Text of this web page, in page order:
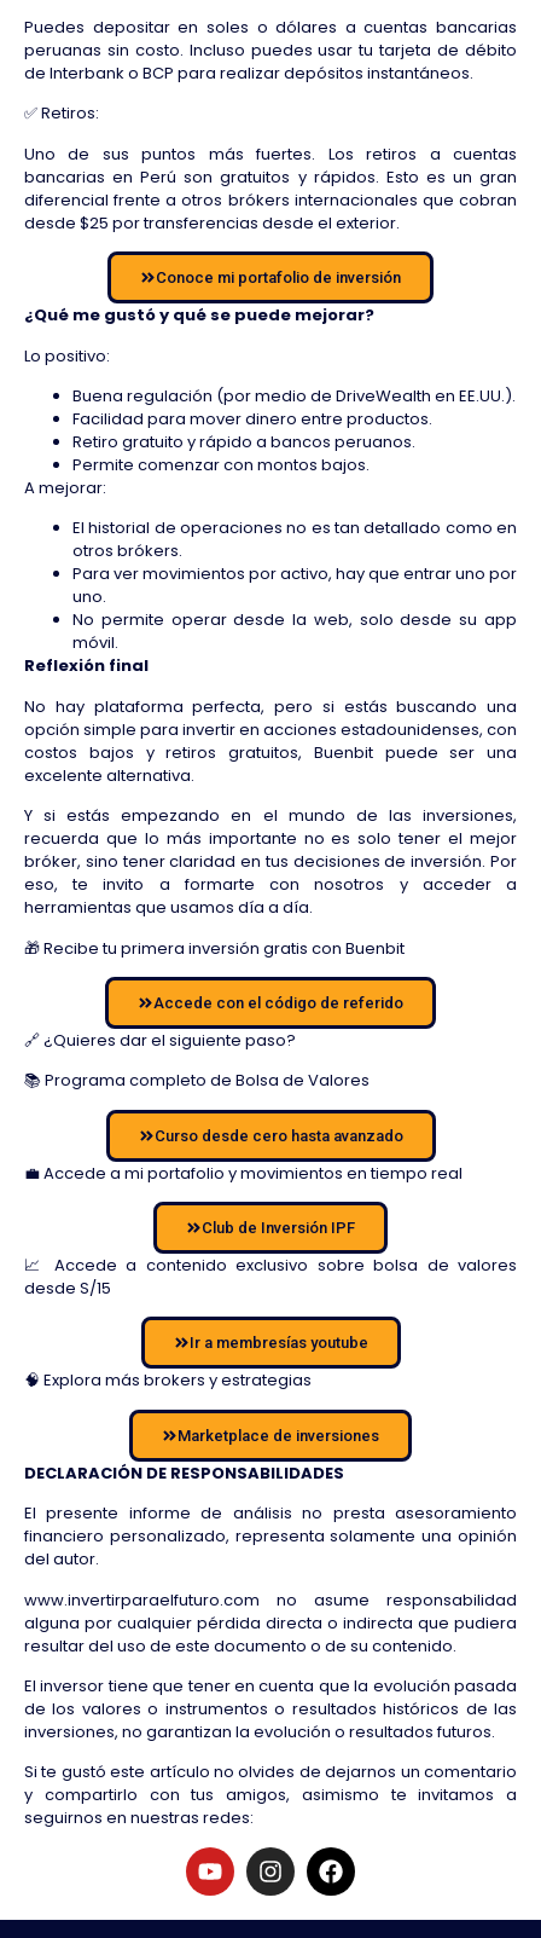
Puedes depositar en soles o dólares a cuentas bancarias
peruanas sin costo. Incluso puedes usar tu tarjeta de débito
de Interbank o BCP para realizar depósitos instantáneos.
✅ Retiros:
Uno de sus puntos más fuertes. Los retiros a cuentas
bancarias en Perú son gratuitos y rápidos. Esto es un gran
diferencial frente a otros brókers internacionales que cobran
desde $25 por transferencias desde el exterior.
Conoce mi portafolio de inversión
¿Qué me gustó y qué se puede mejorar?
Lo positivo:
Buena regulación (por medio de DriveWealth en EE.UU.).
Facilidad para mover dinero entre productos.
Retiro gratuito y rápido a bancos peruanos.
Permite comenzar con montos bajos.
A mejorar:
El historial de operaciones no es tan detallado como en
otros brókers.
Para ver movimientos por activo, hay que entrar uno por
uno.
No permite operar desde la web, solo desde su app
móvil.
Reflexión final
No hay plataforma perfecta, pero si estás buscando una
opción simple para invertir en acciones estadounidenses, con
costos bajos y retiros gratuitos, Buenbit puede ser una
excelente alternativa.
Y si estás empezando en el mundo de las inversiones,
recuerda que lo más importante no es solo tener el mejor
bróker, sino tener claridad en tus decisiones de inversión. Por
eso, te invito a formarte con nosotros y acceder a
herramientas que usamos día a día.
🎁 Recibe tu primera inversión gratis con Buenbit
Accede con el código de referido
🔗 ¿Quieres dar el siguiente paso?
📚 Programa completo de Bolsa de Valores
Curso desde cero hasta avanzado
💼 Accede a mi portafolio y movimientos en tiempo real
Club de Inversión IPF
📈 Accede a contenido exclusivo sobre bolsa de valores
desde S/15
Ir a membresías youtube
🧠 Explora más brokers y estrategias
Marketplace de inversiones
DECLARACIÓN DE RESPONSABILIDADES
El presente informe de análisis no presta asesoramiento
financiero personalizado, representa solamente una opinión
del autor.
www.invertirparaelfuturo.com no asume responsabilidad
alguna por cualquier pérdida directa o indirecta que pudiera
resultar del uso de este documento o de su contenido.
El inversor tiene que tener en cuenta que la evolución pasada
de los valores o instrumentos o resultados históricos de las
inversiones, no garantizan la evolución o resultados futuros.
Si te gustó este artículo no olvides de dejarnos un comentario
y compartirlo con tus amigos, asimismo te invitamos a
seguirnos en nuestras redes: